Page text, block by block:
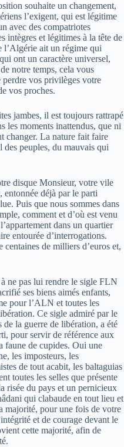
souhaite un changement,
l’exigent, qui est légitime
avec des compatriotes
intègres et légitimes à la tête de
l’Algérie ait un régime qui
ont un caractère universel,
notre temps, cela vous
vos privilèges votre
vos proches.
jambes, il est toujours rattrapé
les moments inattendus, que ni
changer. La nature fait faire
peuples, du mauvais qui
disque Monsieur, votre vile
entonnée déjà par le parti
Puis que nous sommes dans
comment et d’où est venu
dans un quartier
entourée d’interrogations.
centaines de milliers d’euros et,
ne pas lui rendre le sigle FLN
ses biens aimés enfants,
pour l’ALN et toutes les
Ce sigle admiré par le
la guerre de libération, a été
pour servir de référence aux
faune de cupides. Oui une
les imposteurs, les
de tout acabit, les baltaguias
toutes les selles que présente
risée du pays et un pernicieux
qui clabaude en tout lieu et
majorité, pour une fois de votre
et de courage devant le
cette majorité, afin de